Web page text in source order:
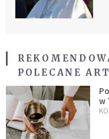
POLECANE
w